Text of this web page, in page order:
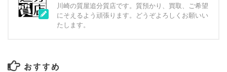
川崎の質屋追分質店です。質預かり、買取、ご希望
にそえるよう頑張ります。どうぞよろしくお願いい
たします。
おすすめ